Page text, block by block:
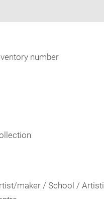
number
maker / School /